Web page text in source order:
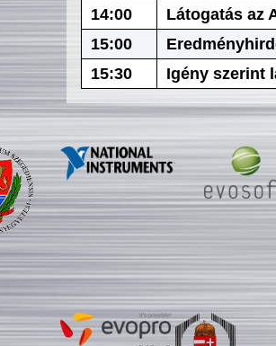
14:00
Látogatás az
15:00
15:30
Igény szerint